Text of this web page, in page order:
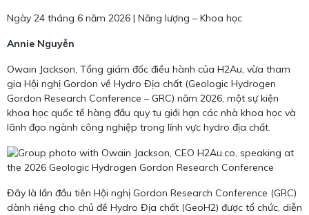
Ngày 24 tháng 6 năm 2026 | Năng lượng – Khoa học
Annie Nguyễn
Owain Jackson, Tổng giám đốc điều hành của H2Au, vừa tham
gia Hội nghị Gordon về Hydro Địa chất (Geologic Hydrogen
Gordon Research Conference – GRC) năm 2026, một sự kiện
khoa học quốc tế hàng đầu quy tụ giới hạn các nhà khoa học và
lãnh đạo ngành công nghiệp trong lĩnh vực hydro địa chất.
Đây là lần đầu tiên Hội nghị Gordon Research Conference (GRC)
dành riêng cho chủ đề Hydro Địa chất (GeoH2) được tổ chức, diễn